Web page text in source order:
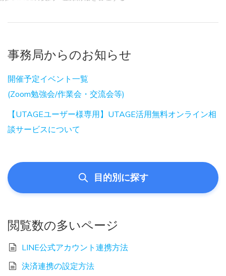
事務局からのお知らせ
開催予定イベント一覧
(Zoom勉強会/作業会・交流会等)
【UTAGEユーザー様専用】UTAGE活用無料オンライン相
談サービスについて
目的別に探す
閲覧数の多いページ
LINE公式アカウント連携方法
決済連携の設定方法